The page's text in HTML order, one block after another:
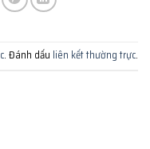
. Đánh dấu liên kết thường trực.